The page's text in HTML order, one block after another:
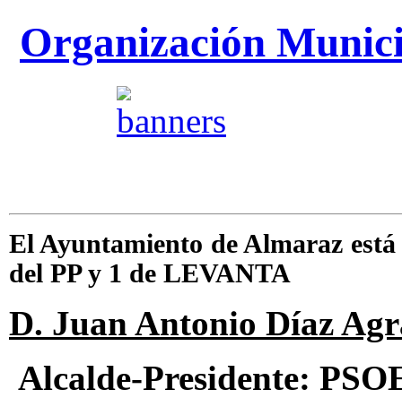
Organización
El Ayuntamiento de Almaraz
del PP y 1 de LEVANTA
D. Juan Antonio Díaz
Alcalde-Presidente: